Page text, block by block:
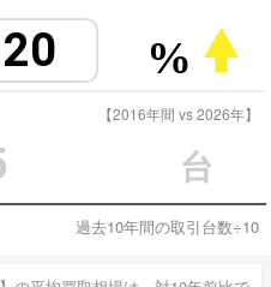
%
【2016年間 vs 2026年】
台
過去10年間の取引台数÷10